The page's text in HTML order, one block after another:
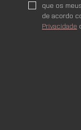
que os
de acordo
Privacidade